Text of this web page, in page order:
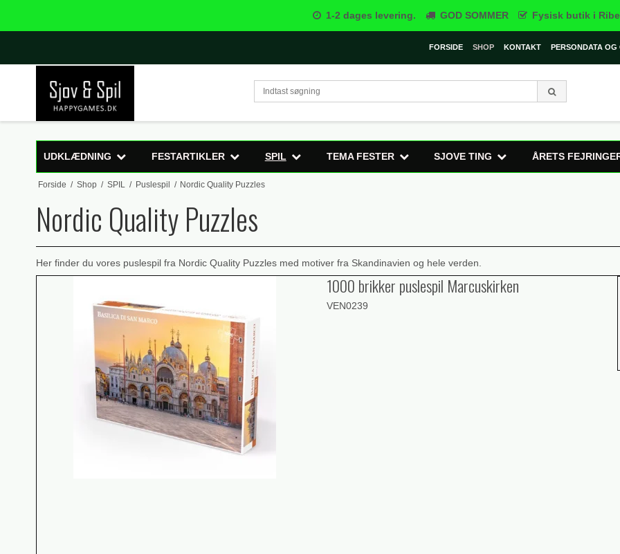
1-2 dages levering. GOD SOMMER Fysisk butik i
FORSIDE SHOP KONTAKT PERSONDATA
UDKLÆDNING FESTARTIKLER SPIL TEMA FESTER SJOVE TING ÅRETS
Forside / Shop / SPIL / Puslespil / Nordic Quality Puzzles
Nordic Quality Puzzles
Her finder du vores puslespil fra Nordic Quality Puzzles med motiver fra Skandinavien og hele verden.
1000 brikker puslespil Marcuskirken
VEN0239